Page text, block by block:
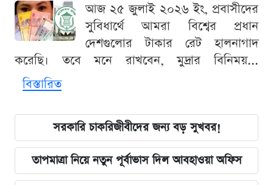
আজ ২৫ জুলাই ২০২৬ ইং, প্রবাসীদের
সুবিধার্থে আমরা বিশ্বের প্রধান
দেশগুলোর টাকার রেট হালনাগাদ
করেছি। তবে মনে রাখবেন, মুদ্রার বিনিময়...
বিস্তারিত
সরকারি চাকরিজীবীদের জন্য বড় সুখবর!
তাপমাত্রা নিয়ে নতুন পূর্বাভাস দিল আবহাওয়া অফিস